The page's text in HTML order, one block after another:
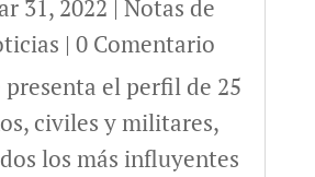
31, 2022 | Notas de
| 0 Comentario
el perfil de 25
civiles y militares,
los más influyentes